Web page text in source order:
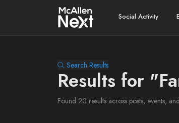
Social Activity
Search Results
Results for
Found 20 results across posts, events,